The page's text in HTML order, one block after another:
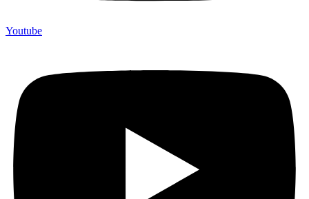
Youtube